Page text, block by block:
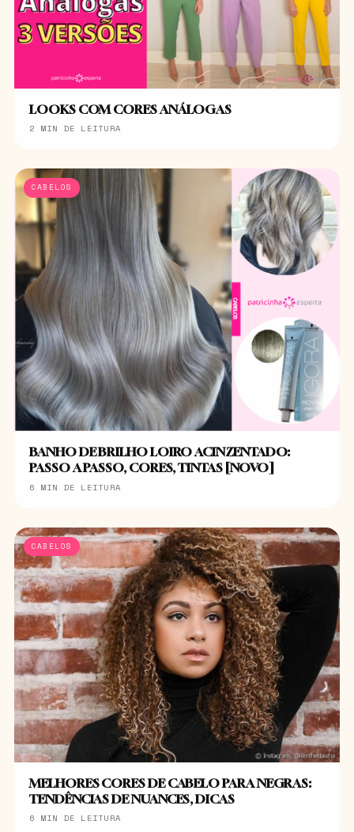
LOOKS COM CORES ANÁLOGAS
2 MIN DE LEITURA
CABELOS
BANHO DE BRILHO LOIRO ACINZENTADO:
PASSO A PASSO, CORES, TINTAS [NOVO]
6 MIN DE LEITURA
CABELOS
MELHORES CORES DE CABELO PARA NEGRAS:
TENDÊNCIAS DE NUANCES, DICAS
6 MIN DE LEITURA